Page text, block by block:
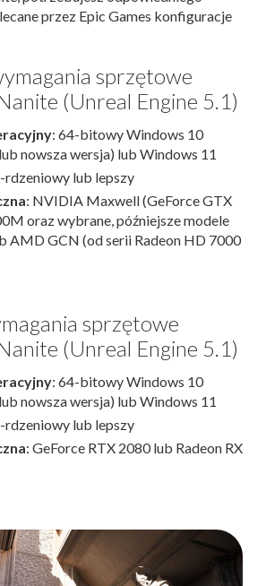
przez Epic Games konfiguracje
sprzętowe
(Unreal Engine 5.1)
: 64-bitowy Windows 10
nowsza wersja) lub Windows 11
rdzeniowy lub lepszy
: NVIDIA Maxwell (GeForce GTX
oraz wybrane, późniejsze modele
AMD GCN (od serii Radeon HD 7000
sprzętowe
(Unreal Engine 5.1)
: 64-bitowy Windows 10
nowsza wersja) lub Windows 11
rdzeniowy lub lepszy
: GeForce RTX 2080 lub Radeon RX